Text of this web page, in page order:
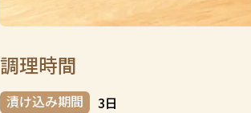
調理時間
漬け込み期間 3日